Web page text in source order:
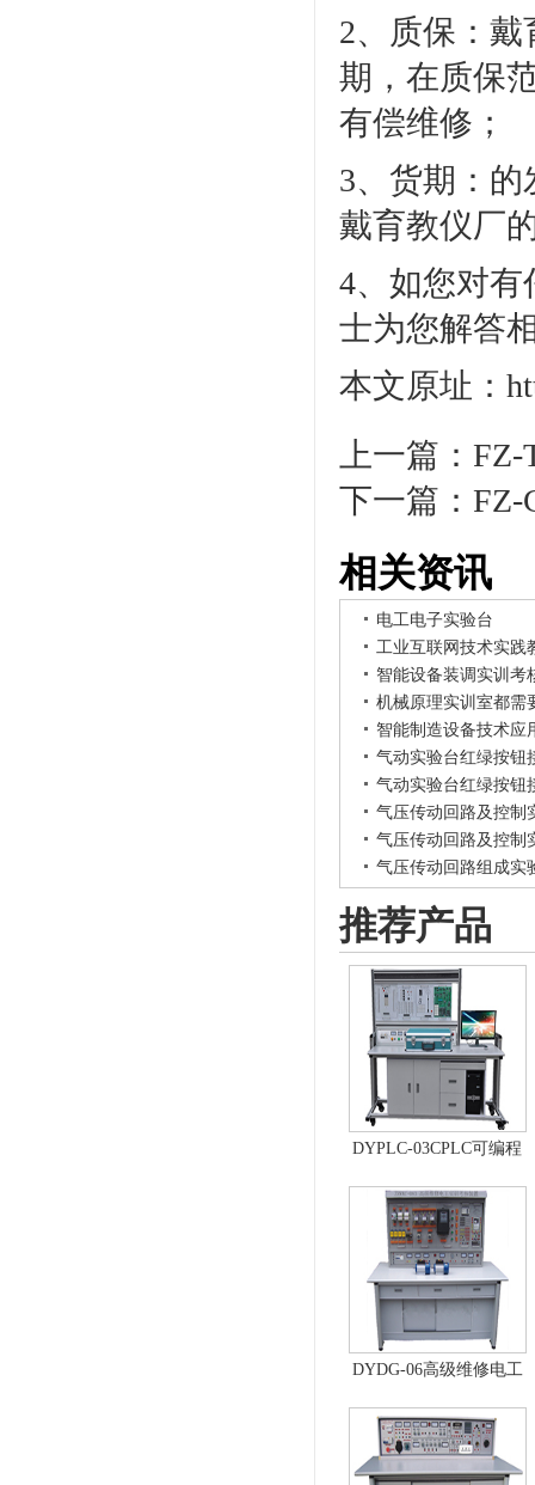
2、质保：
期，在质保
有偿维修；
3、货期：
戴育教仪厂
4、如您对有
士为您解答
本文原址：
上一篇： FZ-
下一篇： FZ-
相关资讯
电工电子实验台
工业互联网技术实践
智能设备装调实训考
机械原理实训室都需
智能制造设备技术应
气动实验台红绿按钮
气动实验台红绿按钮
气压传动回路及控制
气压传动回路及控制
气压传动回路组成实
推荐产品
DYPLC-03CPLC可编程
统、自动控制原理综合
实验台
DYDG-06高级维修电工
型）